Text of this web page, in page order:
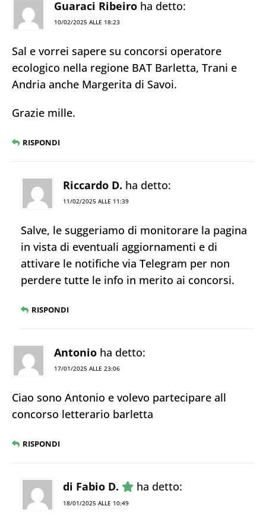
Guaraci Ribeiro ha detto:
10/02/2025 ALLE 18:23
Sal e vorrei sapere su concorsi operatore
ecologico nella regione BAT Barletta, Trani e
Andria anche Margerita di Savoi.
Grazie mille.
RISPONDI
Riccardo D. ha detto:
11/02/2025 ALLE 11:39
Salve, le suggeriamo di monitorare la pagina
in vista di eventuali aggiornamenti e di
attivare le notifiche via Telegram per non
perdere tutte le info in merito ai concorsi.
RISPONDI
Antonio ha detto:
17/01/2025 ALLE 23:06
Ciao sono Antonio e volevo partecipare all
concorso letterario barletta
RISPONDI
di Fabio D. ha detto:
18/01/2025 ALLE 10:49